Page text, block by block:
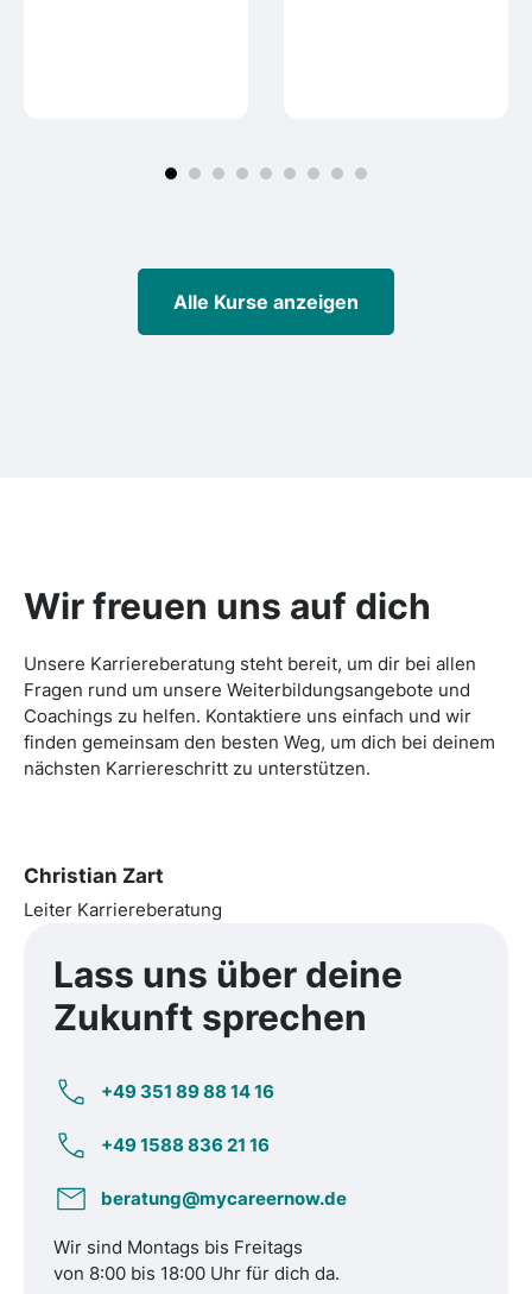
Alle Kurse anzeigen
Wir freuen uns auf dich
Unsere Karriereberatung steht bereit, um dir bei allen
Fragen rund um unsere Weiterbildungsangebote und
Coachings zu helfen. Kontaktiere uns einfach und wir
finden gemeinsam den besten Weg, um dich bei deinem
nächsten Karriereschritt zu unterstützen.
Christian Zart
Leiter Karriereberatung
Lass uns über deine
Zukunft sprechen
+49 351 89 88 14 16
+49 1588 836 21 16
beratung@mycareernow.de
Wir sind Montags bis Freitags
von 8:00 bis 18:00 Uhr für dich da.